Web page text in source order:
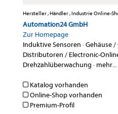
Hersteller , Händler , Industrie Online-
Automation24 GmbH
Zur Homepage
Induktive Sensoren ·Gehäuse
Distributoren / Electronic-
Drehzahlüberwachung · mehr...
Katalog vorhanden
Online-Shop vorhanden
Premium-Profil